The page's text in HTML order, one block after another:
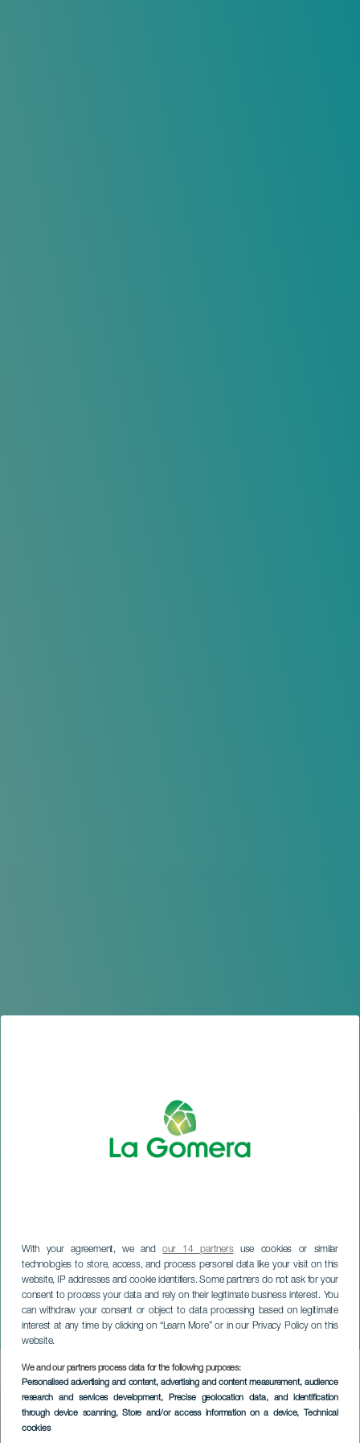
With your agreement, we andour 14 partnersuse cookies or similar
technologies to store, access, and process personal data like your visit on this
website, IP addresses and cookie identifiers. Some partners do not ask for your
consent to process your data and rely on their legitimate business interest. You
can withdraw your consent or object to data processing based on legitimate
interest at any time by clicking on “Learn More” or in our Privacy Policy on this
website.
We and our partners process data for the following purposes:
Personalised advertising and content, advertising and content measurement, audience
research and services development, Precise geolocation data, and identification
through device scanning, Store and/or access information on a device, Technical
cookies
San Silvestre Pantanera
LA GOMERA
Imagen
Listado